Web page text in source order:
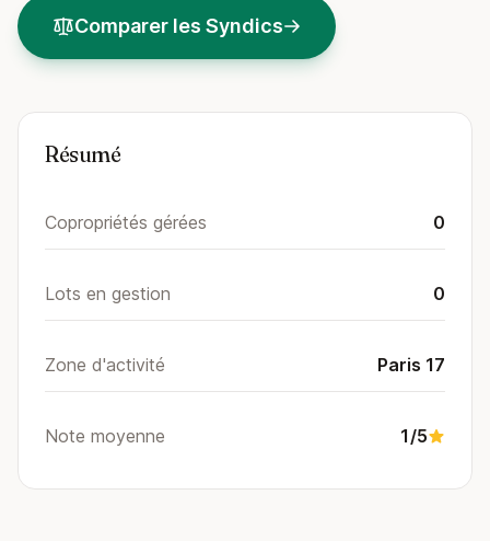
Comparer les Syndics
Résumé
Copropriétés gérées 0
Lots en gestion 0
Zone d'activité Paris 17
Note moyenne 1/5